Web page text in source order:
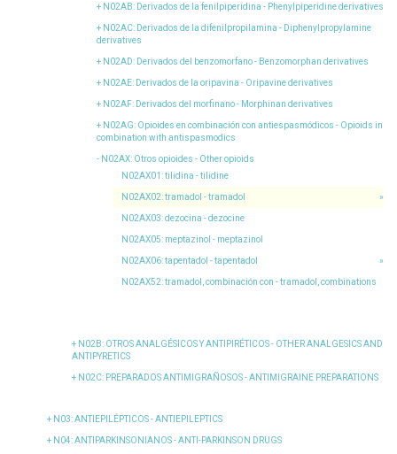
N02AB: Derivados de la fenilpiperidina - Phenylpiperidine derivatives
N02AC: Derivados de la difenilpropilamina - Diphenylpropylamine
derivatives
N02AD: Derivados del benzomorfano - Benzomorphan derivatives
N02AE: Derivados de la oripavina - Oripavine derivatives
N02AF: Derivados del morfinano - Morphinan derivatives
N02AG: Opioides en combinación con antiespasmódicos - Opioids in
combination with antispasmodics
N02AX: Otros opioides - Other opioids
N02AX01 : tilidina - tilidine
N02AX02: tramadol - tramadol »
N02AX03: dezocina - dezocine
N02AX05: meptazinol - meptazinol
N02AX06: tapentadol - tapentadol »
N02AX52: tramadol, combinación con - tramadol, combinations
N02B: OTROS ANALGÉSICOS Y ANTIPIRÉTICOS - OTHER ANALGESICS AND
ANTIPYRETICS
N02C: PREPARADOS ANTIMIGRAÑOSOS - ANTIMIGRAINE PREPARATIONS
N03: ANTIEPILÉPTICOS - ANTIEPILEPTICS
N04: ANTIPARKINSONIANOS - ANTI-PARKINSON DRUGS